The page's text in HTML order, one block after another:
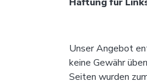
Unser Angebot
keine Gewähr
Seiten wurden